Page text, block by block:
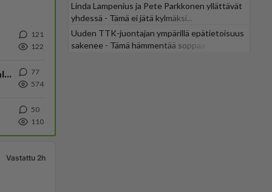
121
122
Kiteen Pallon superpesisjoukkue pelaa huumeiden vaikutuksen alaisena
77
574
50
110
Vastattu 2h
Linda Lampenius ja Pete Parkkonen yllättävät
yhdessä - Tämä ei jätä kylmäksi...
Uuden TTK-juontajan ympärillä epätietoisuus
sakenee - Tämä hämmentää soppaa